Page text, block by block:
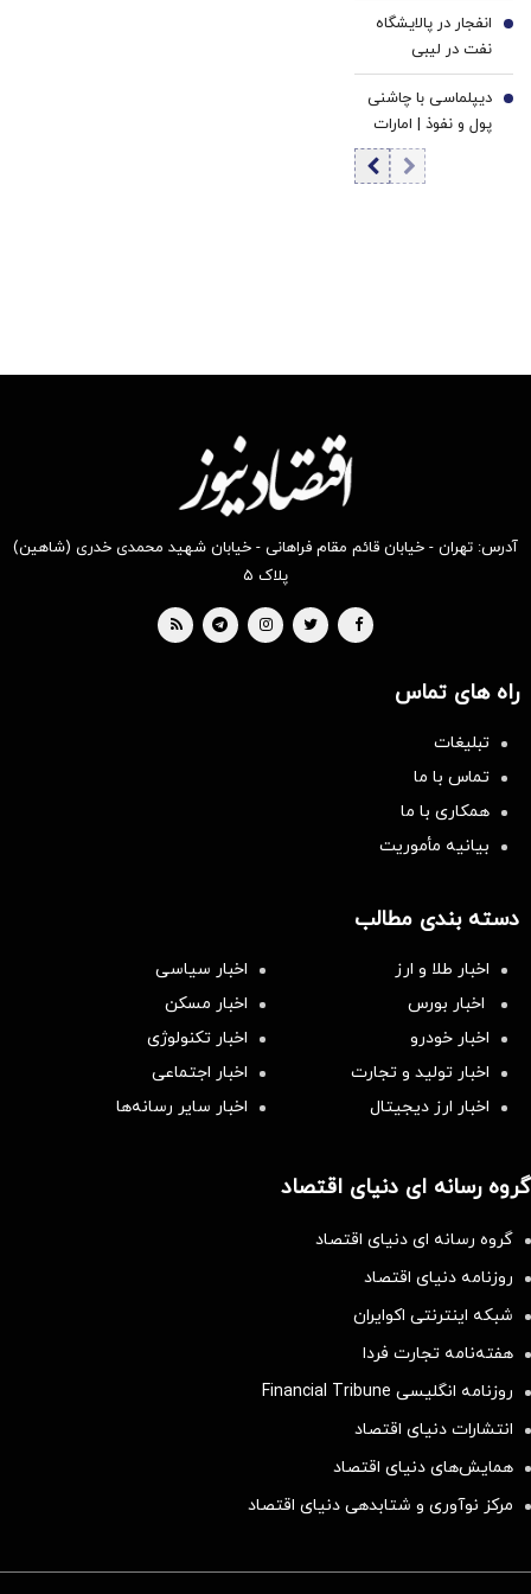
انفجار در پالایشگاه
نفت در لیبی
+جزئیات
6
دیپلماسی با چاشنی
پول و نفوذ | امارات
چطور لقب اسپارت
کوچک را گرفت؟ |
7
آدرس: تهران - خیابان قائم مقام فراهانی - خیابان شهید محمدی خدری (شاهین)
پلاک ۵
راه های تماس
تبلیغات
تماس با ما
همکاری با ما
بیانیه مأموریت
دسته بندی مطالب
اخبار طلا و ارز
اخبار سیاسی
اخبار بورس
اخبار مسکن
اخبار خودرو
اخبار تکنولوژی
اخبار تولید و تجارت
اخبار اجتماعی
اخبار ارز دیجیتال
اخبار سایر رسانه‌‌ها
گروه رسانه ای دنیای اقتصاد
گروه رسانه ای دنیای اقتصاد
روزنامه دنیای اقتصاد
شبکه اینترنتی اکوایران
هفته‌نامه تجارت فردا
روزنامه انگلیسی Financial Tribune
انتشارات دنیای اقتصاد
همایش‌های دنیای اقتصاد
مرکز نوآوری و شتابدهی دنیای اقتصاد